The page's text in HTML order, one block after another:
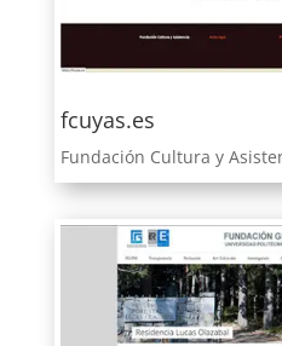
fcuyas.es
Fundación Cultura y